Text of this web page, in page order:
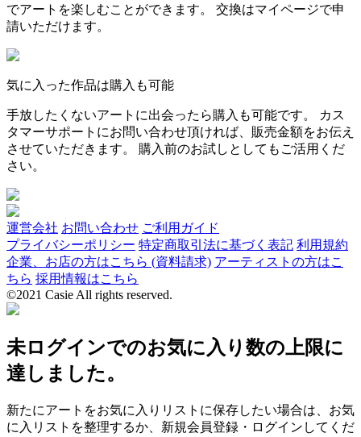
でアートを楽しむことができます。 交換はマイページで申
請いただけます。
気に入った作品は購入も可能
手放したくないアートに出会ったら購入も可能です。 カス
タマーサポートにお問い合わせ頂ければ、販売金額をお伝え
させていただきます。 購入前のお試しとしてもご活用くだ
さい。
運営会社 お問い合わせ ご利用ガイド
プライバシーポリシー 特定商取引法に基づく表記 利用規約
企業、お店の方はこちら (資料請求) アーティストの方はこ
ちら 採用情報はこちら
©2021 Casie All rights reserved.
未ログインでのお気に入り数の上限に
達しました。
新たにアートをお気に入りリストに保存したい場合は、お気
に入リストを整理するか、新規会員登録・ログインしてくだ